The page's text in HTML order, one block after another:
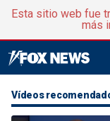
Esta sitio web fue
más
Vídeos